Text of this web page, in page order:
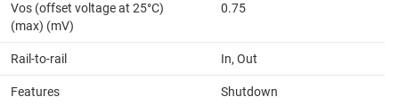
Vos (offset voltage at 25°C)
(max) (mV)
0.75
Rail-to-rail In, Out
Features Shutdown